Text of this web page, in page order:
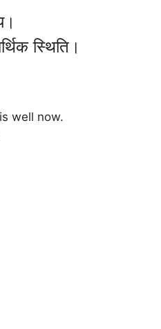
स्थिति।
well now.